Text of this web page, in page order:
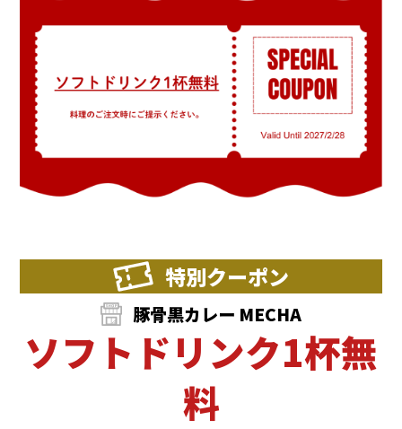
特別クーポン
豚骨黒カレー MECHA
ソフトドリンク1杯無
料